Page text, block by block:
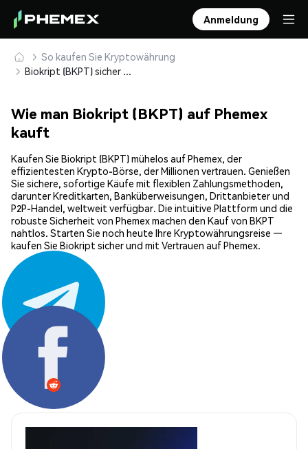
Anmeldung
So kaufen Sie Kryptowährung
Biokript (BKPT) sicher kaufen und speichern
Wie man Biokript (BKPT) auf Phemex
kauft
Kaufen Sie Biokript (BKPT) mühelos auf Phemex, der
effizientesten Krypto-Börse, der Millionen vertrauen. Genießen
Sie sichere, sofortige Käufe mit flexiblen Zahlungsmethoden,
darunter Kreditkarten, Banküberweisungen, Drittanbieter und
P2P-Handel, weltweit verfügbar. Die intuitive Plattform und die
robuste Sicherheit von Phemex machen den Kauf von BKPT
nahtlos. Starten Sie noch heute Ihre Kryptowährungsreise —
kaufen Sie Biokript sicher und mit Vertrauen auf Phemex.
Teilen: